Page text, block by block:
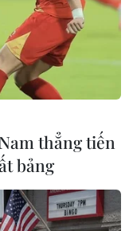
(Vietnam+)
thẳng tiến
bảng